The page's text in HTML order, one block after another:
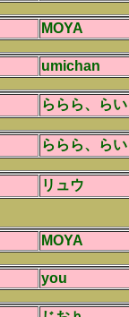
MOYA
umichan
ららら、らい
ららら、らい
リュウ
MOYA
you